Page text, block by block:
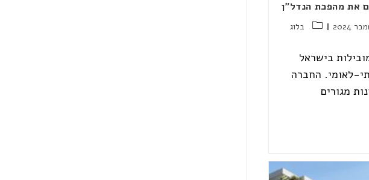
את מהפכת הנדל"ן
קטגוריה:
בלוג
בישראל
לאומי. החברה
מגורים